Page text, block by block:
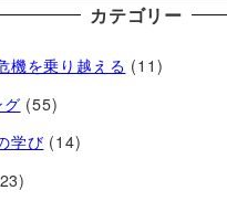
カテゴリー
機を乗り越える (11)
(55)
学び (14)